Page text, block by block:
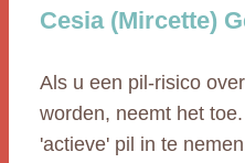
Cesia (Mircette)
Als u een pil-risico
worden, neemt het
'actieve' pil in te